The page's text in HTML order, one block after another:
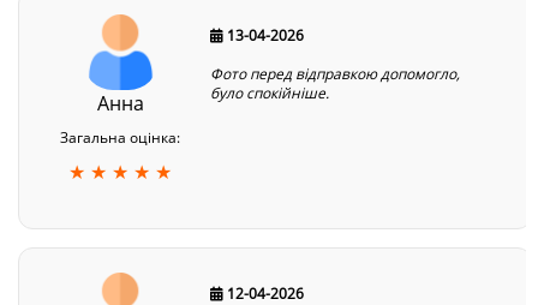
Анна
Загальна оцінка:
★ ★ ★ ★ ★
13-04-2026
Фото перед відправкою допомогло,
було спокійніше.
12-04-2026